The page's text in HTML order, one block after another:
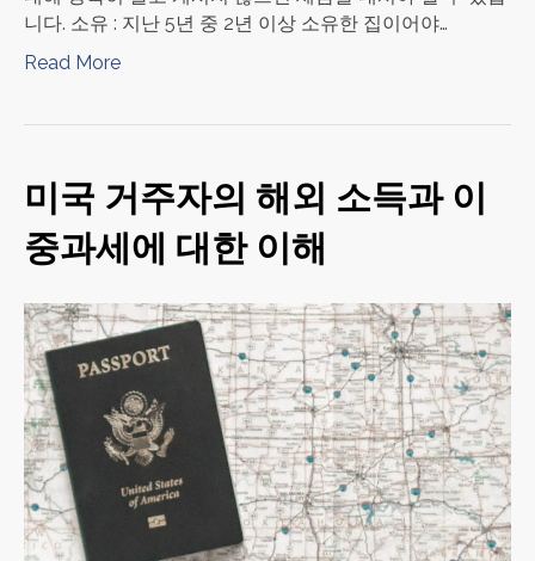
니다. 소유 : 지난 5년 중 2년 이상 소유한 집이어야…
Read More
미국 거주자의 해외 소득과 이
중과세에 대한 이해